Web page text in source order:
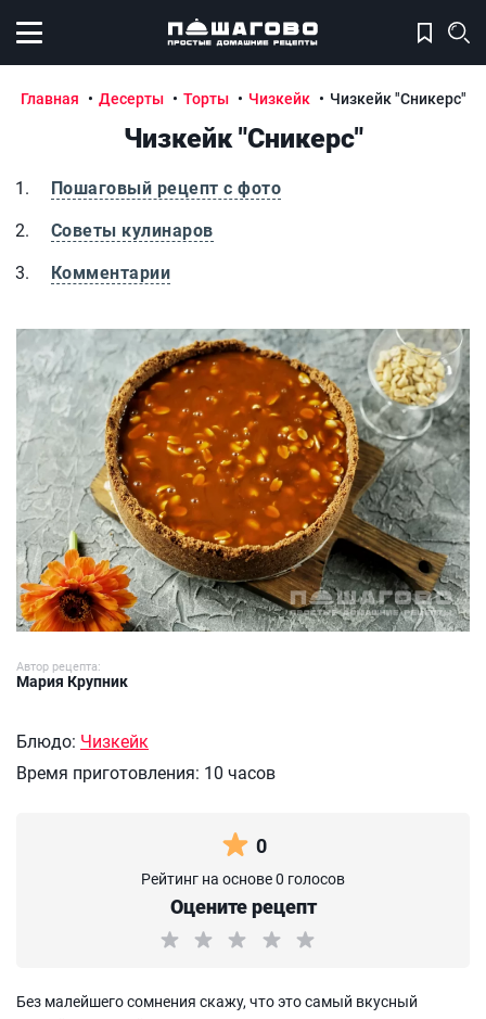
Открыть меню
Главная Десерты Торты Чизкейк Чизкейк "Сникерс"
Чизкейк "Сникерс"
Пошаговый рецепт с фото
Советы кулинаров
Комментарии
Чизкейк "Сникерс"
Автор рецепта:
Мария Крупник
Блюдо: Чизкейк
Время приготовления: 10 часов
0
Рейтинг на основе 0 голосов
Оцените рецепт
Без малейшего сомнения скажу, что это самый вкусный